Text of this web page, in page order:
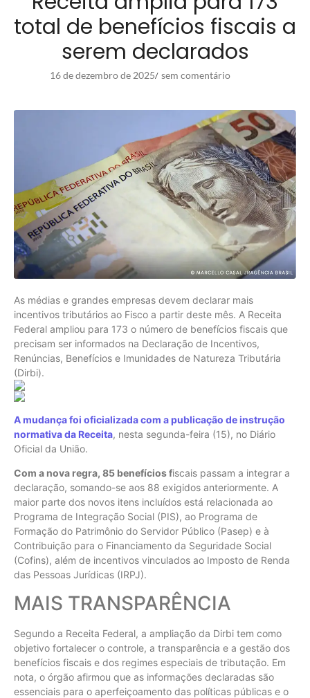
total de benefícios fiscais a
serem declarados
16 de dezembro de 2025/ sem comentário
As médias e grandes empresas devem declarar mais
incentivos tributários ao Fisco a partir deste mês. A Receita
Federal ampliou para 173 o número de benefícios fiscais que
precisam ser informados na Declaração de Incentivos,
Renúncias, Benefícios e Imunidades de Natureza Tributária
(Dirbi).
A mudança foi oficializada com a publicação de instrução
normativa da Receita, nesta segunda-feira (15), no Diário
Oficial da União.
Com a nova regra, 85 benefícios fiscais passam a integrar a
declaração, somando-se aos 88 exigidos anteriormente. A
maior parte dos novos itens incluídos está relacionada ao
Programa de Integração Social (PIS), ao Programa de
Formação do Patrimônio do Servidor Público (Pasep) e à
Contribuição para o Financiamento da Seguridade Social
(Cofins), além de incentivos vinculados ao Imposto de Renda
das Pessoas Jurídicas (IRPJ).
MAIS TRANSPARÊNCIA
Segundo a Receita Federal, a ampliação da Dirbi tem como
objetivo fortalecer o controle, a transparência e a gestão dos
benefícios fiscais e dos regimes especiais de tributação. Em
nota, o órgão afirmou que as informações declaradas são
essenciais para o aperfeiçoamento das políticas públicas e o